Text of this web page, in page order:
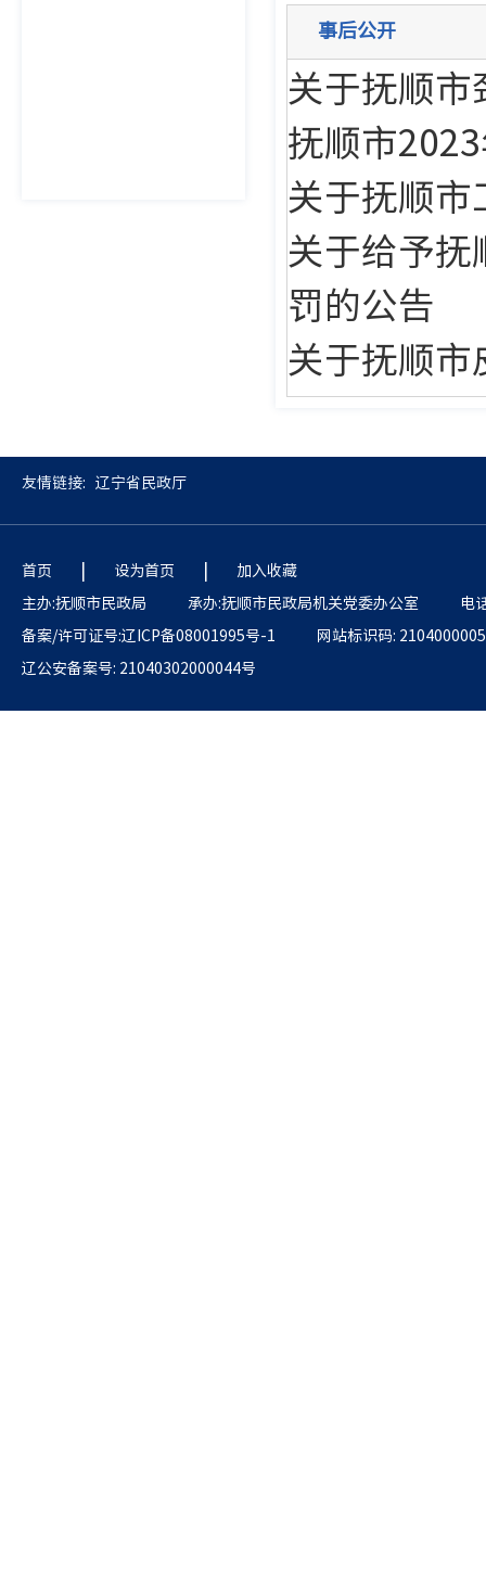
事后公开
关于抚顺
抚顺市
关于抚顺
关于给予
罚的公告
关于抚顺
友情链接: 辽宁省民政厅
首页 | 设为首页 |
加入收藏
主办:抚顺市民政局
承办:抚顺市民政局机关党委办公室
电
备案/许可证号:辽ICP备08001995号-1
网站标识码: 2104000005
辽公安备案号: 21040302000044号